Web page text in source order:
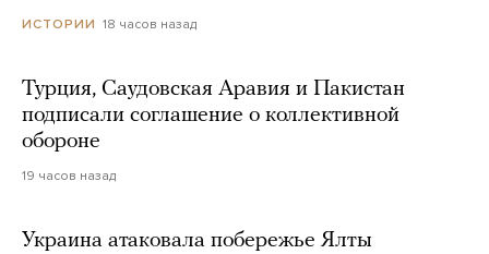
ИСТОРИИ 18 часов назад
Турция, Саудовская Аравия и Пакистан
подписали соглашение о коллективной
обороне
19 часов назад
Украина атаковала побережье Ялты